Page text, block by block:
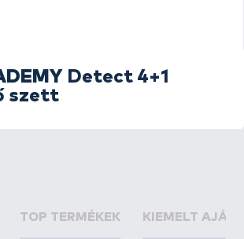
Detect 4+1
szett
TOP TERMÉKEK KIEMELT